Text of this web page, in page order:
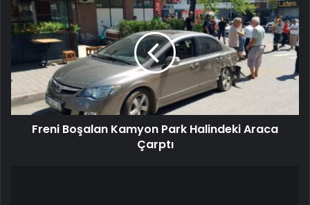
Freni Boşalan Kamyon Park Halindeki Araca
Çarptı